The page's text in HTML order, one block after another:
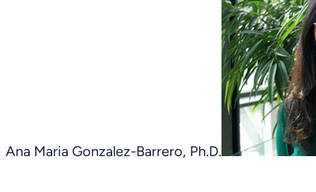
Ana Maria Gonzalez-Barrero, Ph.D.